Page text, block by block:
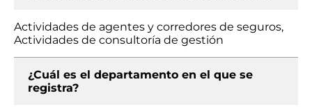
Actividades de agentes y corredores de seguros,
Actividades de consultoría de gestión
¿Cuál es el departamento en el que se
registra?